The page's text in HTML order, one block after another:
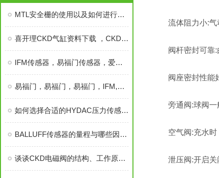
MTL安全栅的使用以及如何进行选用
喜开理CKD气缸资料下载 ，CKD气缸资料下载，CKD气缸
IFM传感器，易福门传感器，爱福门传感器，IFM
易福门，易福门，易福门，IFM,爱福门
如何选择合适的HYDAC压力传感器进行替换?
BALLUFF传感器的量程与哪些因素有关
谈谈CKD电磁阀的结构、工作原理和应用
流体阻力小:气动
阀杆密封可靠:由
阀座密封性能好:
旁通阀:球阀一
空气阀:充水时，
泄压阀:开启关闭